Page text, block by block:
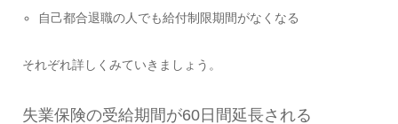
自己都合退職の人でも給付制限期間がなくなる
それぞれ詳しくみていきましょう。
失業保険の受給期間が60日間延長される